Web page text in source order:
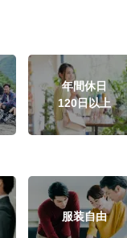
年間休日
120日以上
服装自由